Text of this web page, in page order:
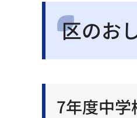
区のお
7年度中